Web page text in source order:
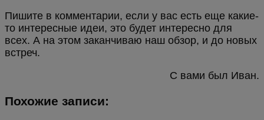
Пишите в комментарии, если у вас есть еще какие-
то интересные идеи, это будет интересно для
всех. А на этом заканчиваю наш обзор, и до новых
встреч.
С вами был Иван.
Похожие записи: